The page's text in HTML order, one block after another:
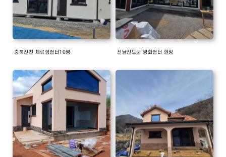
충북진천 체류형쉼터10평 전남진도군 평화쉼터 현장